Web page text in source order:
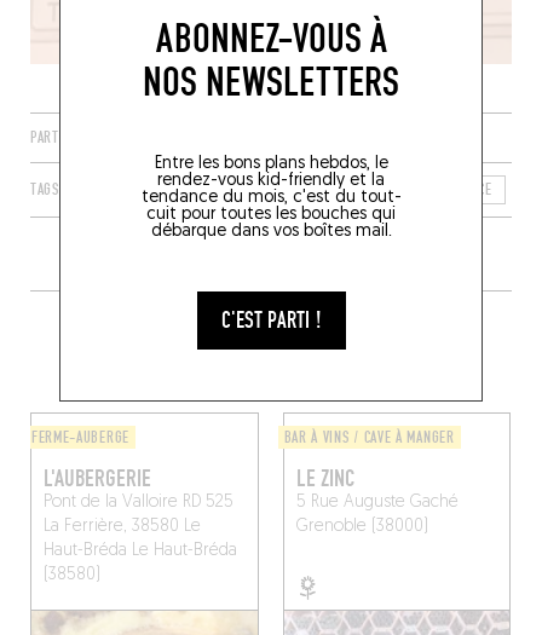
ABONNEZ-VOUS À
NOS NEWSLETTERS
Entre les bons plans hebdos, le
rendez-vous kid-friendly et la
tendance du mois, c'est du tout-
cuit pour toutes les bouches qui
débarque dans vos boîtes mail.
C'EST PARTI !
PARTAGER
TAGS LES DEUX ALPES AUVERGNE-RHÔNE-ALPES FRANCE
PLUS DE TABLES DE GENRE À
FERME-AUBERGE
L'AUBERGERIE
Pont de la Valloire RD 525
La Ferrière, 38580 Le
Haut-Bréda Le Haut-Bréda
(38580)
BAR À VINS / CAVE À MANGER
LE ZINC
5 Rue Auguste Gaché
Grenoble (38000)